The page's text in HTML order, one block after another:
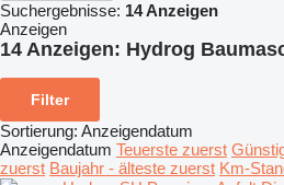
Suchergebnisse: 14 Anzeigen
Anzeigen
14 Anzeigen: Hydrog
Filter
Sortierung: Anzeigendatum
Anzeigendatum Teuerste zuerst
zuerst Baujahr - älteste zuerst Km-